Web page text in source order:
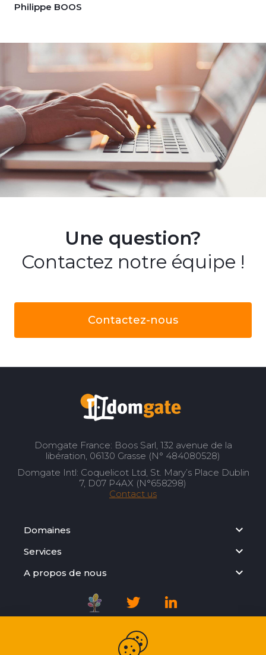
Philippe BOOS
Une question?
Contactez notre équipe !
Contactez-nous
Domgate France: Boos Sarl, 132 avenue de la
libération, 06130 Grasse (N° 484080528)
Domgate Intl: Coquelicot Ltd, St. Mary’s Place Dublin
7, D07 P4AX (N°658298)
Contact us
Domaines
Services
A propos de nous
Registration Agreement